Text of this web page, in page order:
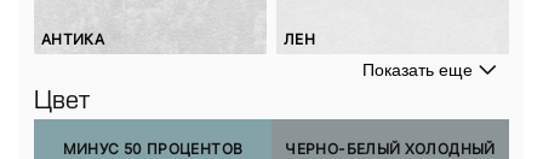
АНТИКА ЛЕН
Показать еще
Цвет
МИНУС 50 ПРОЦЕНТОВ ЧЕРНО-БЕЛЫЙ ХОЛОДНЫЙ